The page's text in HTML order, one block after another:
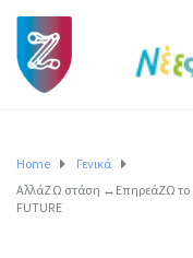
Home
Γενικά
ΑλλάΖΩ στάση ↔ΕπηρεάΖΩ το
FUTURE